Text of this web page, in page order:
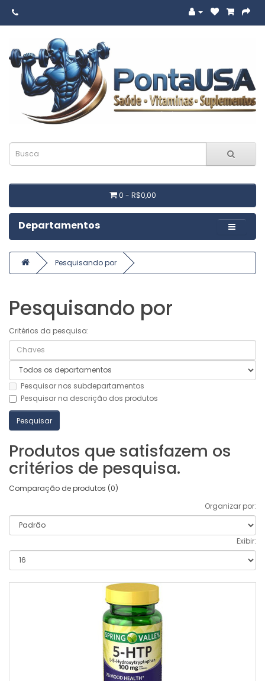
0 - R$0,00
Departamentos
Pesquisando por
Pesquisando por
Critérios da pesquisa:
Pesquisar nos subdepartamentos
Pesquisar na descrição dos produtos
Produtos que satisfazem os
critérios de pesquisa.
Comparação de produtos (0)
Organizar por:
Exibir: